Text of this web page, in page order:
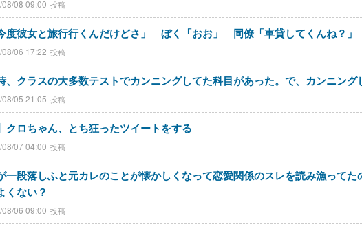
08 09:00
度彼女と旅行行くんだけどさ」 ぼく「おお」 同僚「車貸してくんね？」
06 17:22
、クラスの大多数テストでカンニングしてた科目があった。で、カンニング
05 21:05
クロちゃん、とち狂ったツイートをする
07 04:00
一段落しふと元カレのことが懐かしくなって恋愛関係のスレを読み漁って
くない？
06 09:00